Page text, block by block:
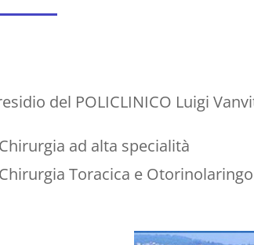
del POLICLINICO Luigi
ad alta specialità
Toracica e